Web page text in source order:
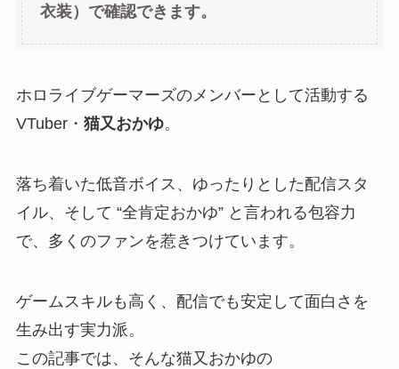
衣装）で確認できます。
ホロライブゲーマーズのメンバーとして活動する
VTuber・ 猫又おかゆ。
落ち着いた低音ボイス、ゆったりとした配信スタ
イル、そして “全肯定おかゆ” と言われる包容力
で、多くのファンを惹きつけています。
ゲームスキルも高く、配信でも安定して面白さを
生み出す実力派。
この記事では、そんな猫又おかゆの